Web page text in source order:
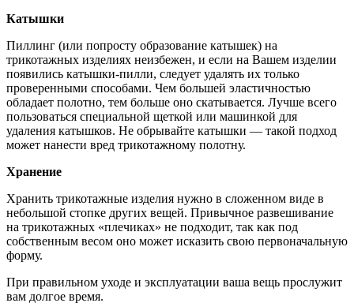
Катышки
Пиллинг (или попросту образование катышек) на
трикотажных изделиях неизбежен, и если на Вашем изделии
появились катышки-пилли, следует удалять их только
проверенными способами. Чем большей эластичностью
обладает полотно, тем больше оно скатывается. Лучше всего
пользоваться специальной щеткой или машинкой для
удаления катышков. Не обрывайте катышки — такой подход
может нанести вред трикотажному полотну.
Хранение
Хранить трикотажные изделия нужно в сложенном виде в
небольшой стопке других вещей. Привычное развешивание
на трикотажных «плечиках» не подходит, так как под
собственным весом оно может исказить свою первоначальную
форму.
При правильном уходе и эксплуатации ваша вещь прослужит
вам долгое время.